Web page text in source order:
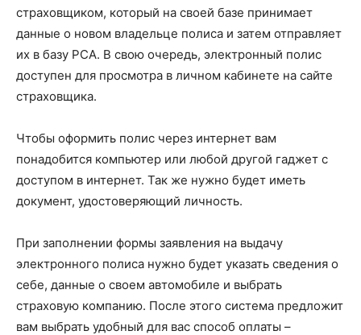
страховщиком, который на своей базе принимает
данные о новом владельце полиса и затем отправляет
их в базу РСА. В свою очередь, электронный полис
доступен для просмотра в личном кабинете на сайте
страховщика.
Чтобы оформить полис через интернет вам
понадобится компьютер или любой другой гаджет с
доступом в интернет. Так же нужно будет иметь
документ, удостоверяющий личность.
При заполнении формы заявления на выдачу
электронного полиса нужно будет указать сведения о
себе, данные о своем автомобиле и выбрать
страховую компанию. После этого система предложит
вам выбрать удобный для вас способ оплаты –